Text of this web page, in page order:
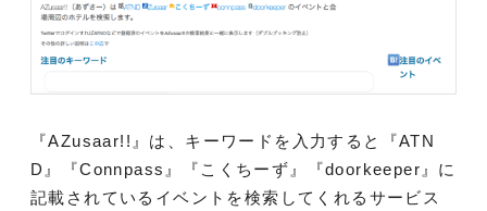
『AZusaar!!』は、キーワードを入力すると『ATN
D』『Connpass』『こくちーず』『doorkeeper』に
記載されているイベントを検索してくれるサービス